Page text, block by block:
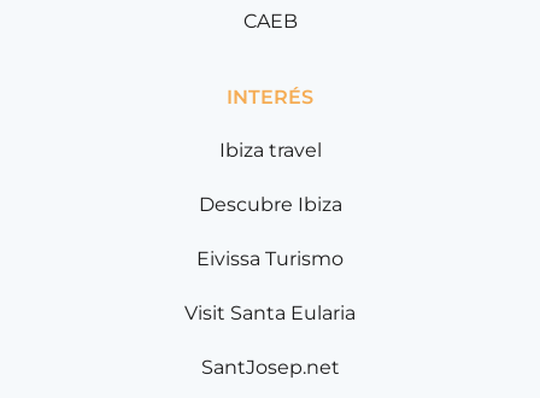
CAEB
INTERÉS
Ibiza travel
Descubre Ibiza
Eivissa Turismo
Visit Santa Eularia
SantJosep.net